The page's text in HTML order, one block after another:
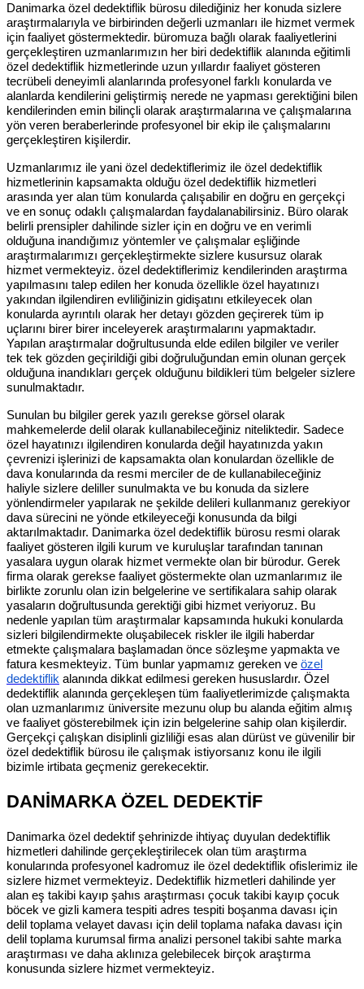
Danimarka özel dedektiflik bürosu dilediğiniz her konuda sizlere
araştırmalarıyla ve birbirinden değerli uzmanları ile hizmet vermek
için faaliyet göstermektedir. büromuza bağlı olarak faaliyetlerini
gerçekleştiren uzmanlarımızın her biri dedektiflik alanında eğitimli
özel dedektiflik hizmetlerinde uzun yıllardır faaliyet gösteren
tecrübeli deneyimli alanlarında profesyonel farklı konularda ve
alanlarda kendilerini geliştirmiş nerede ne yapması gerektiğini bilen
kendilerinden emin bilinçli olarak araştırmalarına ve çalışmalarına
yön veren beraberlerinde profesyonel bir ekip ile çalışmalarını
gerçekleştiren kişilerdir.
Uzmanlarımız ile yani özel dedektiflerimiz ile özel dedektiflik
hizmetlerinin kapsamakta olduğu özel dedektiflik hizmetleri
arasında yer alan tüm konularda çalışabilir en doğru en gerçekçi
ve en sonuç odaklı çalışmalardan faydalanabilirsiniz. Büro olarak
belirli prensipler dahilinde sizler için en doğru ve en verimli
olduğuna inandığımız yöntemler ve çalışmalar eşliğinde
araştırmalarımızı gerçekleştirmekte sizlere kusursuz olarak
hizmet vermekteyiz. özel dedektiflerimiz kendilerinden araştırma
yapılmasını talep edilen her konuda özellikle özel hayatınızı
yakından ilgilendiren evliliğinizin gidişatını etkileyecek olan
konularda ayrıntılı olarak her detayı gözden geçirerek tüm ip
uçlarını birer birer inceleyerek araştırmalarını yapmaktadır.
Yapılan araştırmalar doğrultusunda elde edilen bilgiler ve veriler
tek tek gözden geçirildiği gibi doğruluğundan emin olunan gerçek
olduğuna inandıkları gerçek olduğunu bildikleri tüm belgeler sizlere
sunulmaktadır.
Sunulan bu bilgiler gerek yazılı gerekse görsel olarak
mahkemelerde delil olarak kullanabileceğiniz niteliktedir. Sadece
özel hayatınızı ilgilendiren konularda değil hayatınızda yakın
çevrenizi işlerinizi de kapsamakta olan konulardan özellikle de
dava konularında da resmi merciler de de kullanabileceğiniz
haliyle sizlere deliller sunulmakta ve bu konuda da sizlere
yönlendirmeler yapılarak ne şekilde delileri kullanmanız gerekiyor
dava sürecini ne yönde etkileyeceği konusunda da bilgi
aktarılmaktadır. Danimarka özel dedektiflik bürosu resmi olarak
faaliyet gösteren ilgili kurum ve kuruluşlar tarafından tanınan
yasalara uygun olarak hizmet vermekte olan bir bürodur. Gerek
firma olarak gerekse faaliyet göstermekte olan uzmanlarımız ile
birlikte zorunlu olan izin belgelerine ve sertifikalara sahip olarak
yasaların doğrultusunda gerektiği gibi hizmet veriyoruz. Bu
nedenle yapılan tüm araştırmalar kapsamında hukuki konularda
sizleri bilgilendirmekte oluşabilecek riskler ile ilgili haberdar
etmekte çalışmalara başlamadan önce sözleşme yapmakta ve
fatura kesmekteyiz. Tüm bunlar yapmamız gereken ve özel
dedektiflik alanında dikkat edilmesi gereken hususlardır. Özel
dedektiflik alanında gerçekleşen tüm faaliyetlerimizde çalışmakta
olan uzmanlarımız üniversite mezunu olup bu alanda eğitim almış
ve faaliyet gösterebilmek için izin belgelerine sahip olan kişilerdir.
Gerçekçi çalışkan disiplinli gizliliği esas alan dürüst ve güvenilir bir
özel dedektiflik bürosu ile çalışmak istiyorsanız konu ile ilgili
bizimle irtibata geçmeniz gerekecektir.
DANİMARKA ÖZEL DEDEKTİF
Danimarka özel dedektif şehrinizde ihtiyaç duyulan dedektiflik
hizmetleri dahilinde gerçekleştirilecek olan tüm araştırma
konularında profesyonel kadromuz ile özel dedektiflik ofislerimiz ile
sizlere hizmet vermekteyiz. Dedektiflik hizmetleri dahilinde yer
alan eş takibi kayıp şahıs araştırması çocuk takibi kayıp çocuk
böcek ve gizli kamera tespiti adres tespiti boşanma davası için
delil toplama velayet davası için delil toplama nafaka davası için
delil toplama kurumsal firma analizi personel takibi sahte marka
araştırması ve daha aklınıza gelebilecek birçok araştırma
konusunda sizlere hizmet vermekteyiz.